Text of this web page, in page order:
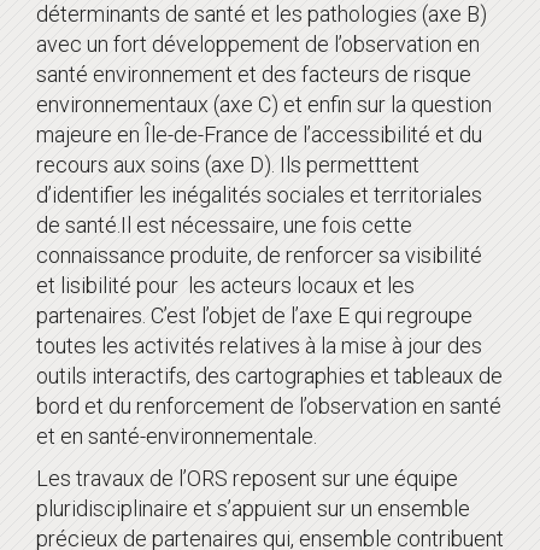
déterminants de santé et les pathologies (axe B)
avec un fort développement de l’observation en
santé environnement et des facteurs de risque
environnementaux (axe C) et enfin sur la question
majeure en Île-de-France de l’accessibilité et du
recours aux soins (axe D). Ils permetttent
d’identifier les inégalités sociales et territoriales
de santé.Il est nécessaire, une fois cette
connaissance produite, de renforcer sa visibilité
et lisibilité pour les acteurs locaux et les
partenaires. C’est l’objet de l’axe E qui regroupe
toutes les activités relatives à la mise à jour des
outils interactifs, des cartographies et tableaux de
bord et du renforcement de l’observation en santé
et en santé-environnementale.
Les travaux de l’ORS reposent sur une équipe
pluridisciplinaire et s’appuient sur un ensemble
précieux de partenaires qui, ensemble contribuent